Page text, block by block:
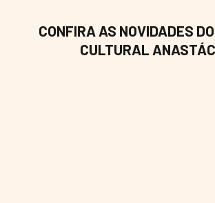
CONFIRA AS NOVIDADES
CULTURAL